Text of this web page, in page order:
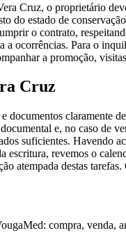
Cruz, o proprietário
do estado de
o contrato,
a ocorrências. Para o
a promoção,
Cruz
documentos
e, no caso de
suficientes. Havendo
revemos o
atempada destas
compra, venda,